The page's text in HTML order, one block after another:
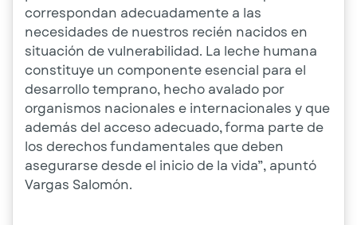
correspondan adecuadamente a las
necesidades de nuestros recién nacidos en
situación de vulnerabilidad. La leche humana
constituye un componente esencial para el
desarrollo temprano, hecho avalado por
organismos nacionales e internacionales y que
además del acceso adecuado, forma parte de
los derechos fundamentales que deben
asegurarse desde el inicio de la vida”, apuntó
Vargas Salomón.